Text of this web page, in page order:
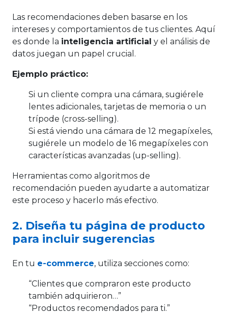
Las recomendaciones deben basarse en los
intereses y comportamientos de tus clientes. Aquí
es donde la inteligencia artificial y el análisis de
datos juegan un papel crucial.
Ejemplo práctico:
Si un cliente compra una cámara, sugiérele
lentes adicionales, tarjetas de memoria o un
trípode (cross-selling).
Si está viendo una cámara de 12 megapíxeles,
sugiérele un modelo de 16 megapíxeles con
características avanzadas (up-selling).
Herramientas como algoritmos de
recomendación pueden ayudarte a automatizar
este proceso y hacerlo más efectivo.
2. Diseña tu página de producto
para incluir sugerencias
En tu e-commerce, utiliza secciones como:
“Clientes que compraron este producto
también adquirieron…”
“Productos recomendados para ti.”